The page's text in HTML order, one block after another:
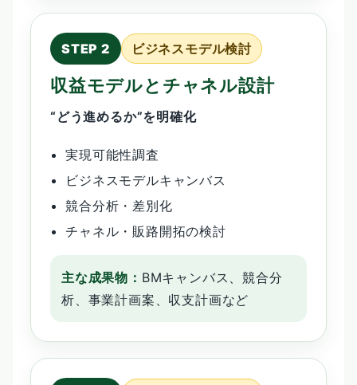
ビジネスモデル検討
収益モデルとチャネル設計
“どう進めるか”を明確化
実現可能性調査
ビジネスモデルキャンバス
競合分析・差別化
チャネル・販路開拓の検討
主な成果物： BMキャンバス、競合分
析、事業計画案、収支計画など